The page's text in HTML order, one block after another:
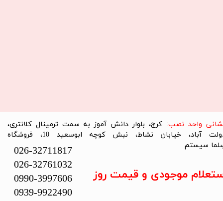
واحد نصب: کرج، بلوار دانش آموز به سمت ترمینال کلانتری،
دولت آباد، خیابان نشاط، نبش کوچه ابوسعید 10، فروشگاه
سیستم​​​​​​​
026-32711817
026-32761032
0990-3997606
0939-9922490
موجودی و قیمت روز